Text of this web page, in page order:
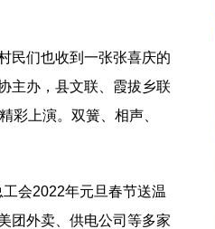
民们也收到一张张喜庆的
主办，县文联、霞拔乡联
彩上演。双簧、相声、
会2022年元旦春节送温
团外卖、供电公司等多家